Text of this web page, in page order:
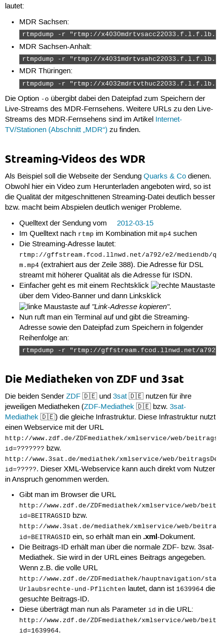
lautet:
MDR Sachsen:
rtmpdump -r "rtmp://
MDR Sachsen-Anhalt:
rtmpdump -r "rtmp://
MDR Thüringen:
rtmpdump -r "rtmp://
Die Option -o übergibt dabei den Dateipfad zum Speichern der
Live-Streams des MDR-Fernsehens. Weitere URLs zu den Live-
Streams des MDR-Fernsehens sind im Artikel Internet-
TV/Stationen (Abschnitt „MDR“) zu finden.
Streaming-Videos des WDR
Als Beispiel soll die Webseite der Sendung Quarks & Codienen.
Obwohl hier ein Video zum Herunterladen angeboten wird, so ist
die Qualität der mitgeschnittenen Streaming-Datei deutlich besser
bzw. macht beim Abspielen deutlich weniger Probleme.
Quelltext der Sendung vom
2012-03-15
Im Quelltext nach rtmp im Kombination mitmp4 suchen
Die Streaming-Adresse lautet:
rtmp://gffstream.fcod.llnwd.net/a792/e2/mediendb/
m.mp4 (extrahiert aus der Zeile 388). Die Adresse für DSL
streamt mit höherer Qualität als die Adresse für ISDN.
Einfacher geht es mit einem Rechtsklick
über dem Video-Banner und dann Linksklick
auf "Link-Adresse kopieren".
Nun ruft man ein Terminal auf und gibt die Streaming-
Adresse sowie den Dateipfad zum Speichern in folgender
Reihenfolge an:
rtmpdump -r "rtmp://gffstream.fcod.llnwd.net/a792/e2/
Die Mediatheken von ZDF und 3sat
Die beiden Sender ZDF🇩🇪 und 3sat🇩🇪 nutzen für ihre
jeweiligen Mediatheken (ZDF-Mediathek🇩🇪 bzw. 3sat-
Mediathek🇩🇪) die gleiche Infrastruktur. Diese Infrastruktur nutzt
einen Webservice mit der URL
http://www.zdf.de/ZDFmediathek/xmlservice/web/
id=??????? bzw.
http://www.3sat.de/mediathek/xmlservice/web/
id=?????. Dieser XML-Webservice kann auch direkt vom Nutzer
in Anspruch genommen werden.
Gibt man im Browser die URL
http://www.zdf.de/ZDFmediathek/xmlservice/web/
id=BEITRAGSID bzw.
http://www.3sat.de/mediathek/xmlservice/web/
id=BEITRAGSID ein, so erhält man ein .xml-Dokument.
Die Beitrags-ID erhält man über die normale ZDF- bzw. 3sat-
Mediathek. Sie wird in der URL eines Beitrags angegeben.
Wenn z.B. die volle URL
http://www.zdf.de/ZDFmediathek/hauptnavigation/
Urlaubsrechte-und-Pflichten lautet, dann ist 1639964 die
gesuchte Beitrags-ID.
Diese überträgt man nun als Parameter id in die URL:
http://www.zdf.de/ZDFmediathek/xmlservice/web/
id=1639964.